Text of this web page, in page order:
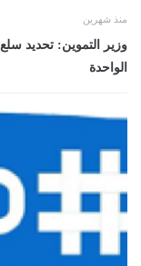
منذ شهرين
وزير التموين: تحديد
الواحدة